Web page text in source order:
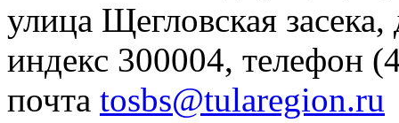
улица Щегловская
индекс 300004, телефон
почта tosbs@tularegion.ru